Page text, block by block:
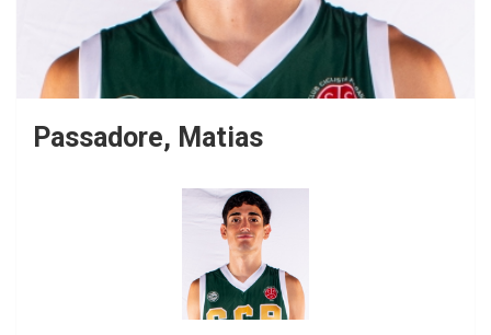
Passadore, Matias